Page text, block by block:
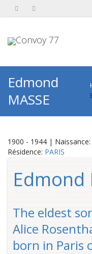
Edmond
MASSE
1900 - 1944 | Naissance:
Résidence: PARIS
Edmond
The eldest
Alice
born in Paris